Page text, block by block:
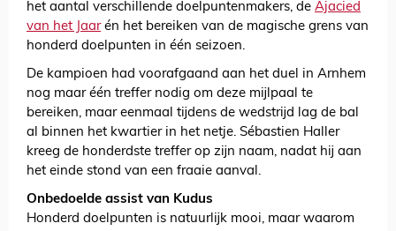
het aantal verschillende doelpuntenmakers, de Ajacied
van het Jaarén het bereiken van de magische grens van
honderd doelpunten in één seizoen.
De kampioen had voorafgaand aan het duel in Arnhem
nog maar één treffer nodig om deze mijlpaal te
bereiken, maar eenmaal tijdens de wedstrijd lag de bal
al binnen het kwartier in het netje. Sébastien Haller
kreeg de honderdste treffer op zijn naam, nadat hij aan
het einde stond van een fraaie aanval.
Onbedoelde assist van Kudus
Honderd doelpunten is natuurlijk mooi, maar waarom